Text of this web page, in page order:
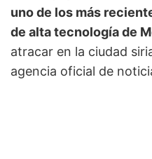
uno de los más
de alta tecnología de
atracar en la ciudad
agencia oficial de